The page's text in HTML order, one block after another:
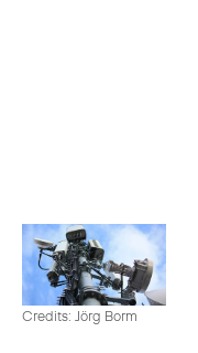
Credits: Jörg Borm